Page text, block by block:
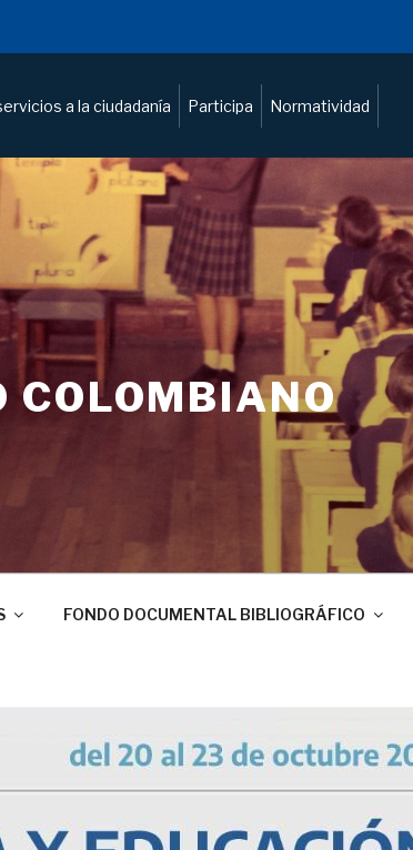
a la ciudadanía Participa Normatividad
COLOMBIANO
FONDO DOCUMENTAL BIBLIOGRÁFICO